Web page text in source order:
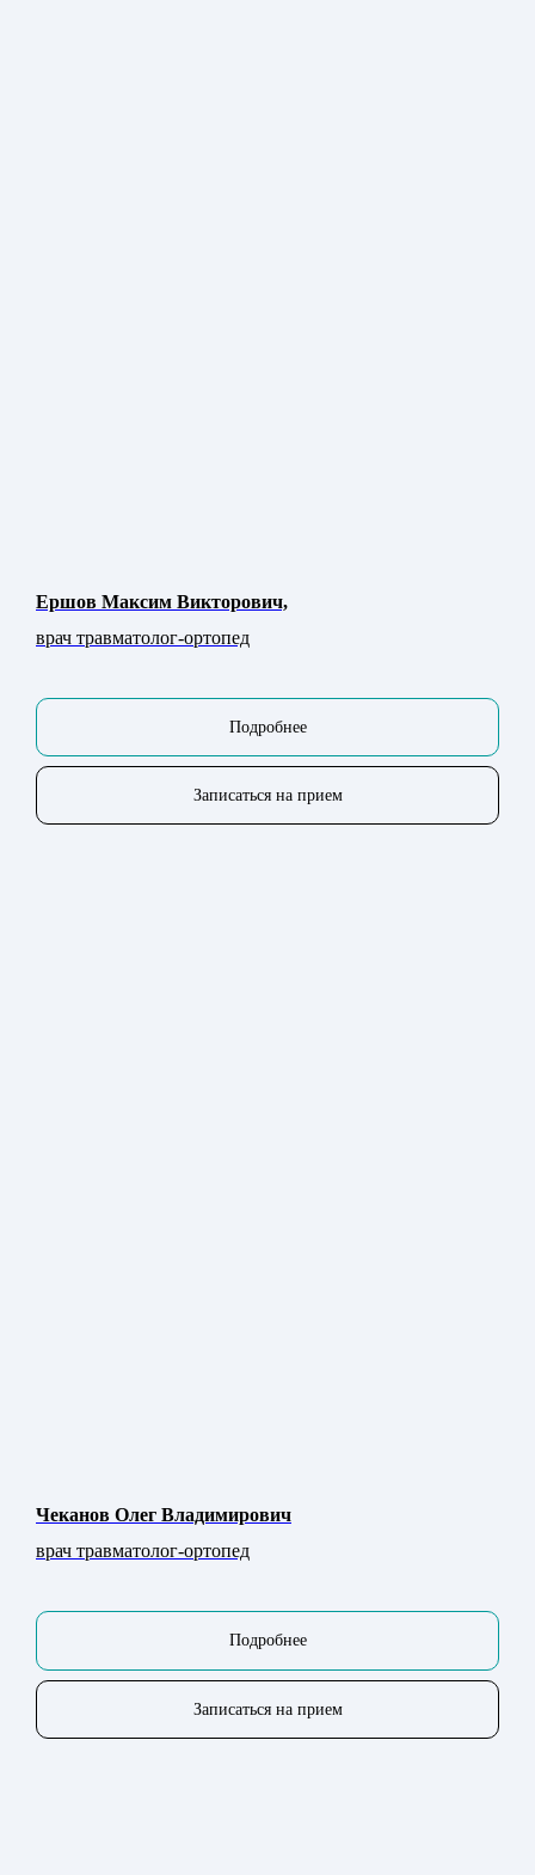
Ершов Максим Викторович,
врач травматолог-ортопед
Подробнее
Записаться на прием
Чеканов Олег Владимирович
врач травматолог-ортопед
Подробнее
Записаться на прием